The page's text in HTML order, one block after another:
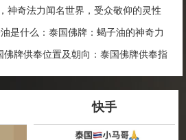
神奇法力闻名世界，受众敬仰的灵性
是什么：泰国佛牌：蝎子油的神奇力
佛牌供奉位置及朝向：泰国佛牌供奉指
快手